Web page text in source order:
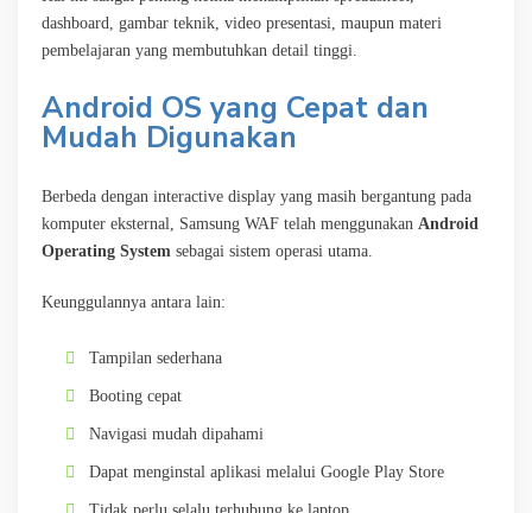
dashboard, gambar teknik, video presentasi, maupun materi
pembelajaran yang membutuhkan detail tinggi.
Android OS yang Cepat dan
Mudah Digunakan
Berbeda dengan interactive display yang masih bergantung pada
komputer eksternal, Samsung WAF telah menggunakan Android
Operating System sebagai sistem operasi utama.
Keunggulannya antara lain:
Tampilan sederhana
Booting cepat
Navigasi mudah dipahami
Dapat menginstal aplikasi melalui Google Play Store